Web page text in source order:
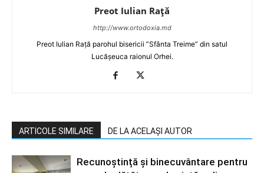
Preot Iulian Raţă
http://www.ortodoxia.md
Preot Iulian Rață parohul bisericii ”Sfânta Treime” din satul
Lucășeuca raionul Orhei.
ARTICOLE SIMILARE DE LA ACELAȘI AUTOR
Recunoștință și binecuvântare pentru